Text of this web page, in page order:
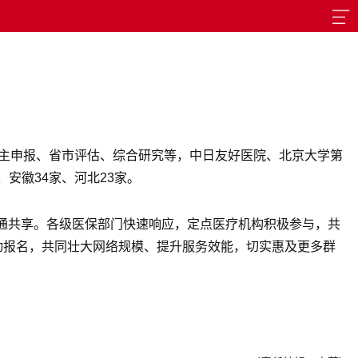
报、省市评估、综合研究等，中日友好医院、北京大学第
徽34家、河北23家。
享。各级医保部门快速响应，定点医疗机构积极参与，共
名，共同壮大网络规模、提升服务效能，切实惠及更多群